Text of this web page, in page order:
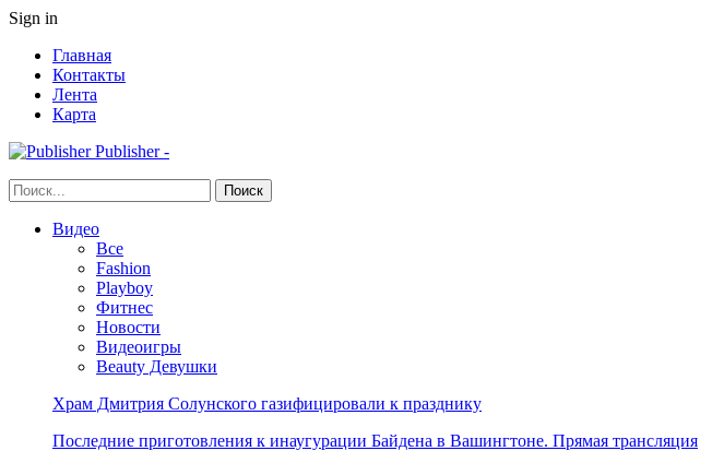
Sign in
Главная
Контакты
Лента
Карта
Publisher -
Видео
Все
Fashion
Playboy
Фитнес
Новости
Видеоигры
Beauty Девушки
Храм Дмитрия Солунского газифицировали к празднику
Последние приготовления к инаугурации Байдена в Вашингтоне. Прямая трансляция